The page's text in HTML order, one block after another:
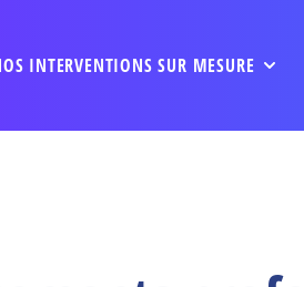
INTERVENTIONS SUR MESURE